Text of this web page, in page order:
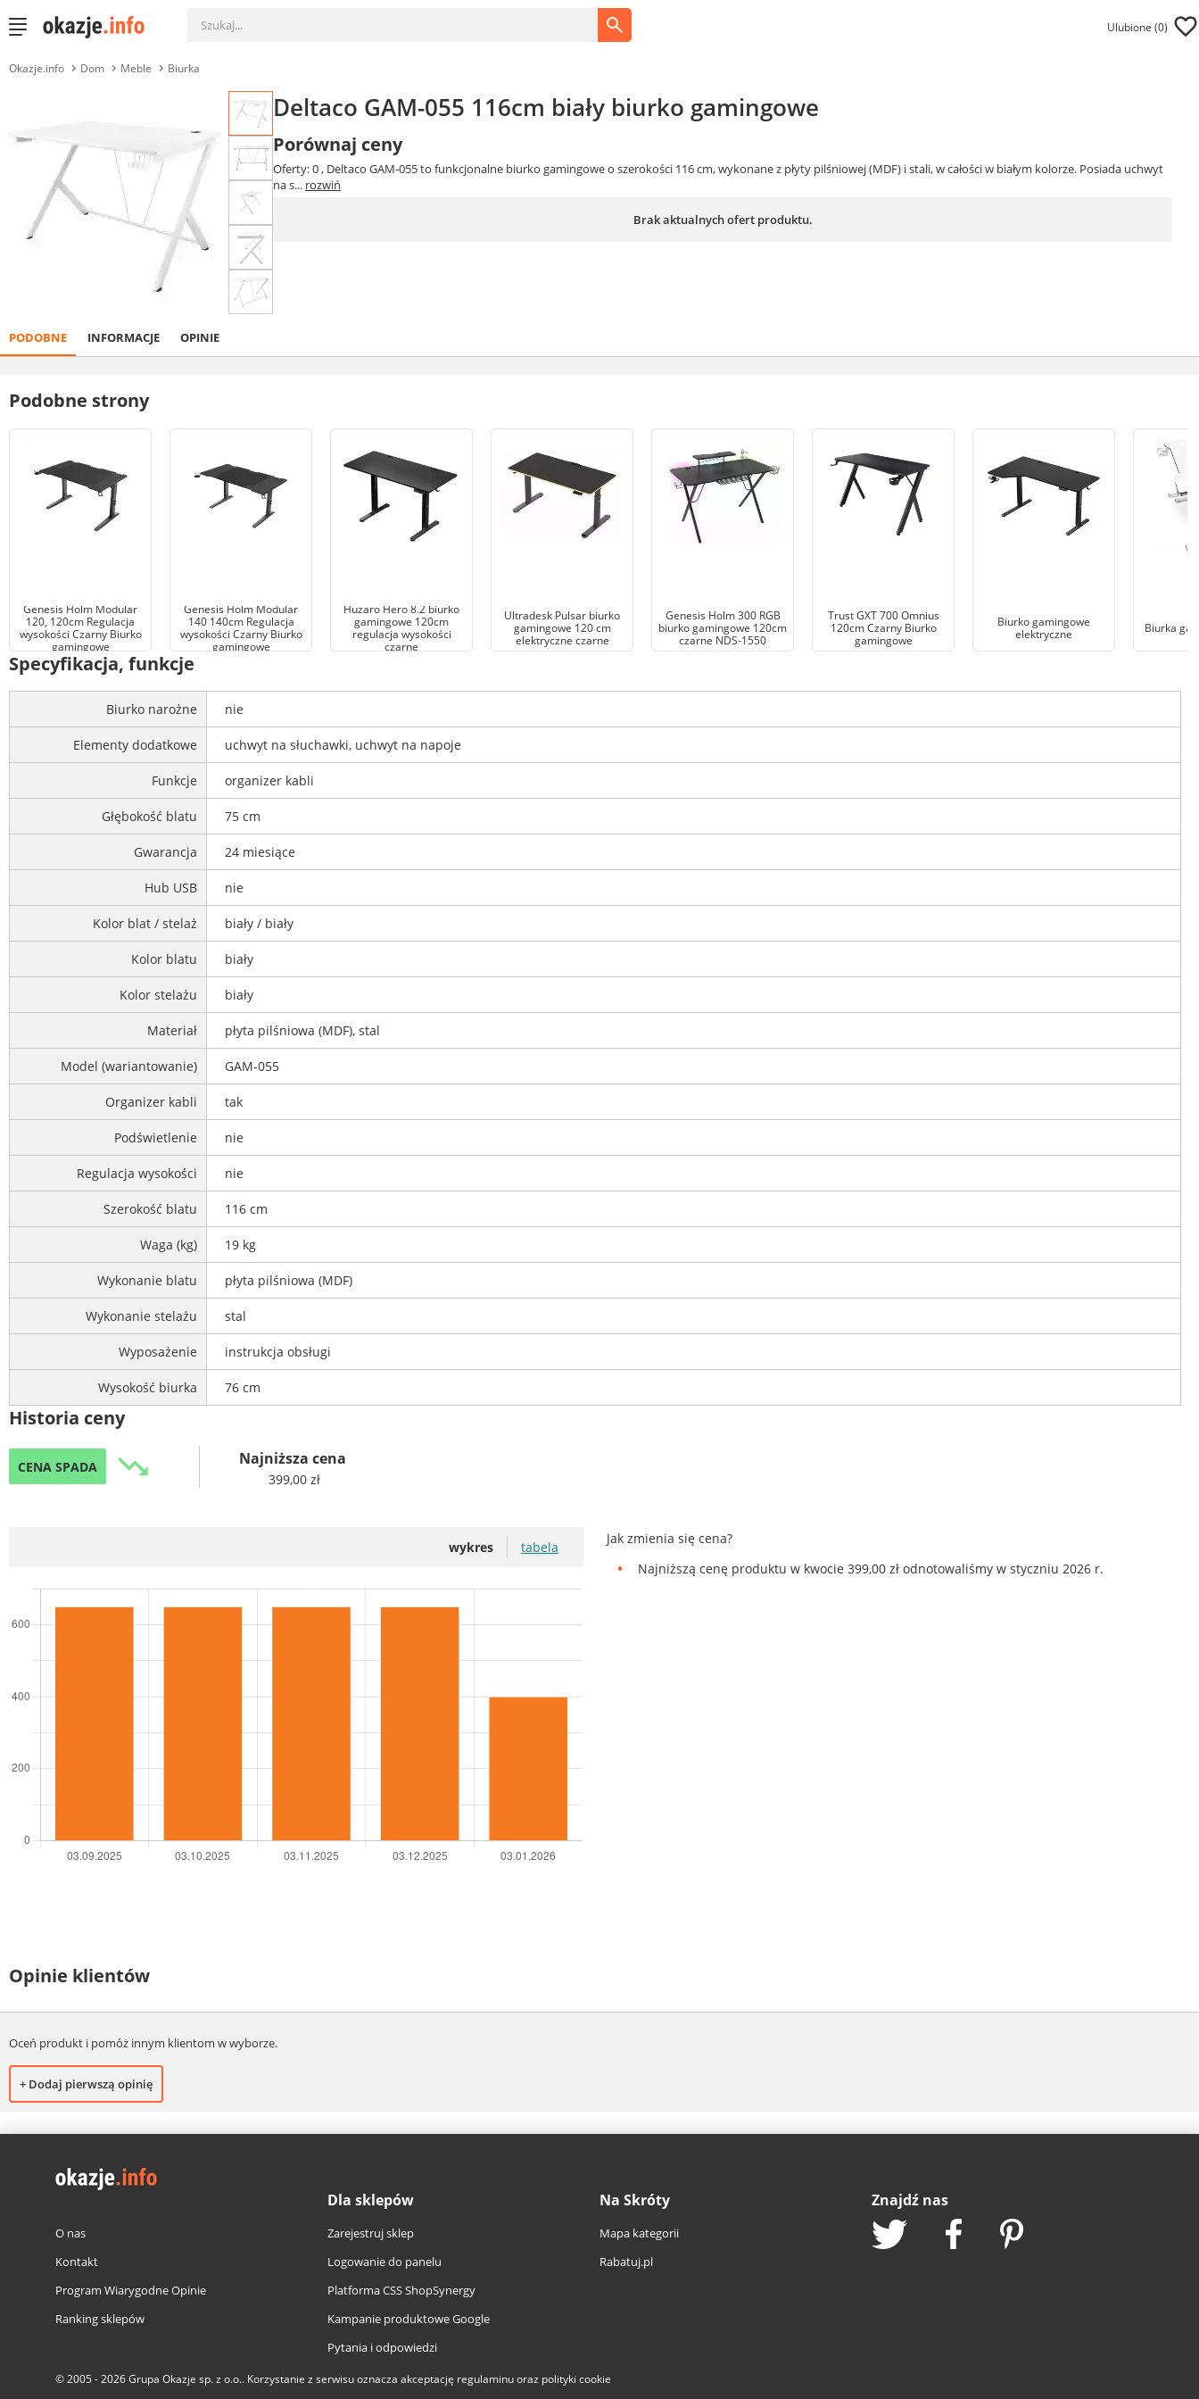
Ulubione (0)
Okazje.info Dom Meble Biurka
Deltaco GAM-055 116cm biały biurko gamingowe
Porównaj ceny
Oferty: 0, Deltaco GAM-055 to funkcjonalne biurko gamingowe o szerokości 116 cm, wykonane z płyty pilśniowej (MDF) i stali, w całości w białym kolorze. Posiada uchwyt
na s... rozwiń
Brak aktualnych ofert produktu.
PODOBNE INFORMACJE OPINIE
Podobne strony
Genesis Holm Modular
120, 120cm Regulacja
wysokości Czarny Biurko
gamingowe
Genesis Holm Modular
140 140cm Regulacja
wysokości Czarny Biurko
gamingowe
Huzaro Hero 8.2 biurko
gamingowe 120cm
regulacja wysokości
czarne
Ultradesk Pulsar biurko
gamingowe 120 cm
elektryczne czarne
Genesis Holm 300 RGB
biurko gamingowe 120cm
czarne NDS-1550
Trust GXT 700 Omnius
120cm Czarny Biurko
gamingowe
Biurko gamingowe
elektryczne
Biurka
Specyfikacja, funkcje
Biurko narożne nie
Elementy dodatkowe uchwyt na słuchawki, uchwyt na napoje
Funkcje organizer kabli
Głębokość blatu 75 cm
Gwarancja 24 miesiące
Hub USB nie
Kolor blat / stelaż biały / biały
Kolor blatu biały
Kolor stelażu biały
Materiał płyta pilśniowa (MDF), stal
Model (wariantowanie) GAM-055
Organizer kabli tak
Podświetlenie nie
Regulacja wysokości nie
Szerokość blatu 116 cm
Waga (kg) 19 kg
Wykonanie blatu płyta pilśniowa (MDF)
Wykonanie stelażu stal
Wyposażenie instrukcja obsługi
Wysokość biurka 76 cm
Historia ceny
CENA SPADA trending_down Najniższa cena
399,00 zł
wykres tabela
Jak zmienia się cena?
Najniższą cenę produktu w kwocie 399,00 zł odnotowaliśmy w styczniu 2026 r.
Opinie klientów
Oceń produkt i pomóż innym klientom w wyborze.
+ Dodaj pierwszą opinię
O nas
Kontakt
Program Wiarygodne Opinie
Ranking sklepów
Dla sklepów
Zarejestruj sklep
Logowanie do panelu
Platforma CSS ShopSynergy
Kampanie produktowe Google
Pytania i odpowiedzi
Na Skróty
Mapa kategorii
Rabatuj.pl
Znajdź nas
© 2005 - 2026Grupa Okazje sp. z o.o.. Korzystanie z serwisu oznacza akceptację regulaminuoraz polityki cookie